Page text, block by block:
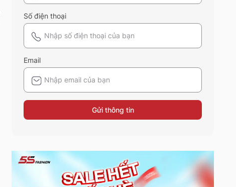
Số điện thoại
Email
Gửi thông tin